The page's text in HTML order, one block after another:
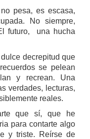
pesa, es escasa,
No siempre,
futuro, una hucha
decrepitud que
se pelean
y recrean. Una
verdades, lecturas,
reales.
que sí, que he
para contarte algo
y triste. Reírse de